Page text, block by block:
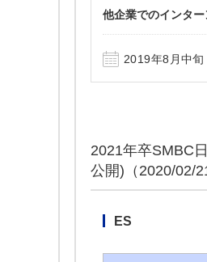
他企業でのインター
2019年8月中旬
2021年卒SMBC
公開)（2020/02/
ES